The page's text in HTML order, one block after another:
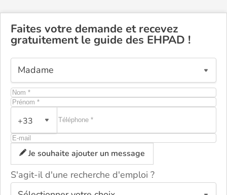
Faites votre demande et recevez
gratuitement le guide des EHPAD !
+33
Je souhaite ajouter un message
S'agit-il d'une recherche d'emploi ?